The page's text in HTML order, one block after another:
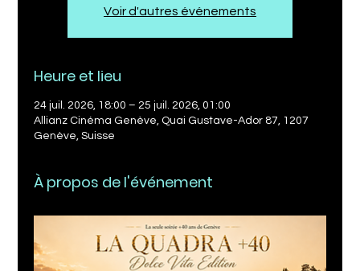
Voir d'autres événements
Heure et lieu
24 juil. 2026, 18:00 – 25 juil. 2026, 01:00
Allianz Cinéma Genève, Quai Gustave-Ador 87, 1207
Genève, Suisse
À propos de l'événement